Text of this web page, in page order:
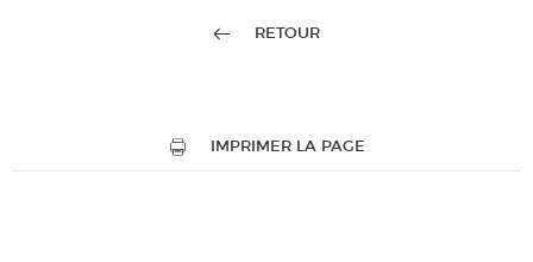
RETOUR
IMPRIMER LA PAGE